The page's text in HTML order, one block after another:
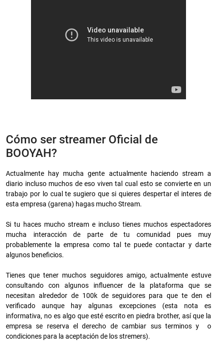
Cómo ser streamer Oficial de
BOOYAH?
Actualmente hay mucha gente actualmente haciendo stream a
diario incluso muchos de eso viven tal cual esto se convierte en un
trabajo por lo cual te sugiero que si quieres despertar el interes de
esta empresa (garena) hagas mucho Stream.
Si tu haces mucho stream e incluso tienes muchos espectadores
mucha interacción de parte de tu comunidad pues muy
probablemente la empresa como tal te puede contactar y darte
algunos beneficios.
Tienes que tener muchos seguidores amigo, actualmente estuve
consultando con algunos influencer de la plataforma que se
necesitan alrededor de 100k de seguidores para que te den el
verificado aunque hay algunas excepciones (esta nota es
informativa, no es algo que esté escrito en piedra brother, así que la
empresa se reserva el derecho de cambiar sus terminos y o
condiciones para la aceptación de los stremers).